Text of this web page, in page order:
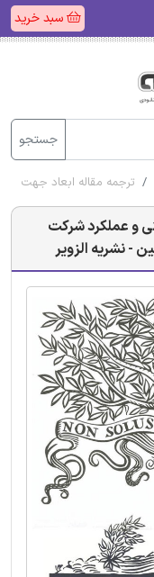
سبد خرید
جستجو
ترجمه مقاله ابعاد جهت
و عملکرد شرکت
- نشریه الزویر